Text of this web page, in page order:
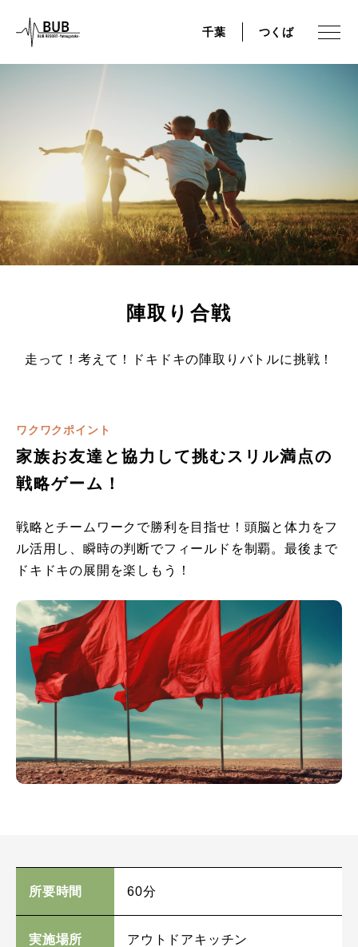
千葉 つくば
陣取り合戦
走って！考えて！ドキドキの陣取りバトルに挑戦！
ワクワクポイント
家族お友達と協力して挑むスリル満点の
戦略ゲーム！
戦略とチームワークで勝利を目指せ！頭脳と体力をフ
ル活用し、瞬時の判断でフィールドを制覇。最後まで
ドキドキの展開を楽しもう！
所要時間 60分
実施場所 アウトドアキッチン